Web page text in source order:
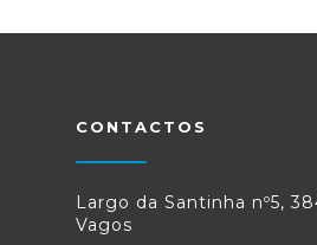
CONTACTOS
Largo da Santinha nº5,
Vagos